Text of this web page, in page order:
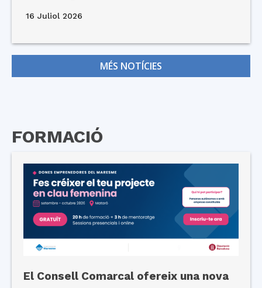
16 Juliol 2026
MÉS NOTÍCIES
FORMACIÓ
El Consell Comarcal ofereix una nova